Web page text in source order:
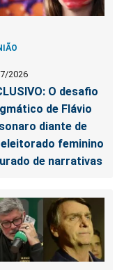
2026
O desafio
de Flávio
diante de
feminino
de narrativas